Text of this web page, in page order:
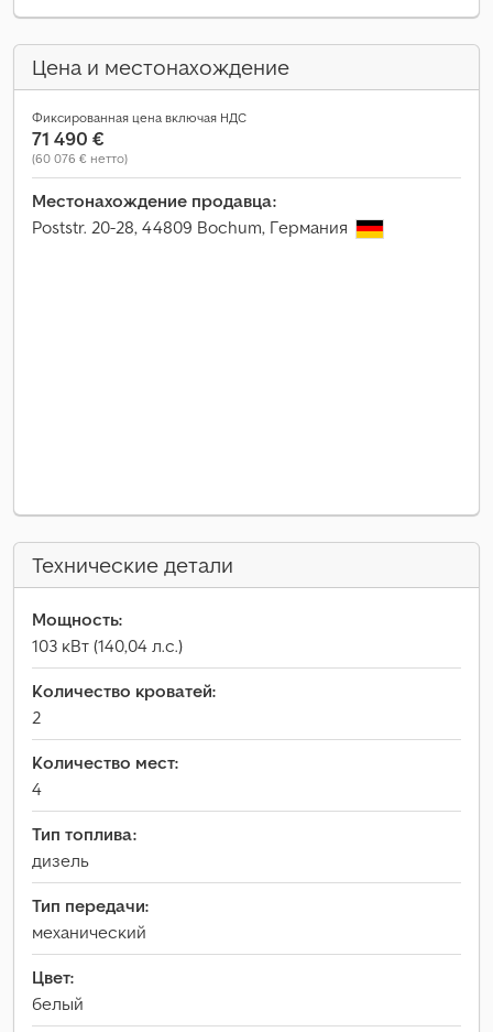
Цена и местонахождение
Фиксированная цена включая НДС
71 490 €
(60 076 € нетто)
Местонахождение продавца:
Poststr. 20-28, 44809 Bochum, Германия
Технические детали
Мощность:
103 кВт (140,04 л.с.)
Количество кроватей:
2
Количество мест:
4
Тип топлива:
дизель
Тип передачи:
механический
Цвет:
белый